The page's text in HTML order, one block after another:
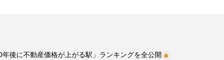
後に不動産価格が上がる駅」ランキングを全公開